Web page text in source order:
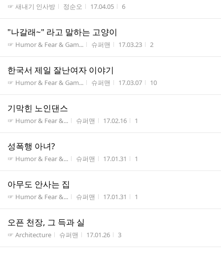
게시판명
☞ 새내기 인사방 작성자
정순오 작성시간
17.04.05 조회수
6
"나갈래~" 라고 말하는 고양이
게시판명
☞ Humor & Fear & Gam... 작성자
슈퍼맨 작성시간
17.03.23 조회수
2
한국서 제일 잘난여자 이야기
게시판명
☞ Humor & Fear & Gam... 작성자
슈퍼맨 작성시간
17.03.07 조회수
10
기막힌 노인댄스
게시판명
☞ Humor & Fear &... 작성자
슈퍼맨 작성시간
17.02.16 조회수
1
성폭행 아녀?
게시판명
☞ Humor & Fear &... 작성자
슈퍼맨 작성시간
17.01.31 조회수
1
아무도 안사는 집
게시판명
☞ Humor & Fear &... 작성자
슈퍼맨 작성시간
17.01.31 조회수
1
오픈 천장, 그 득과 실
게시판명
☞ Architecture 작성자
슈퍼맨 작성시간
17.01.26 조회수
3